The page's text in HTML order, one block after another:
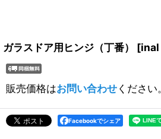
ガラスドア用ヒンジ（丁番） [inal
販売価格はお問い合わせください。
Facebookでシェア